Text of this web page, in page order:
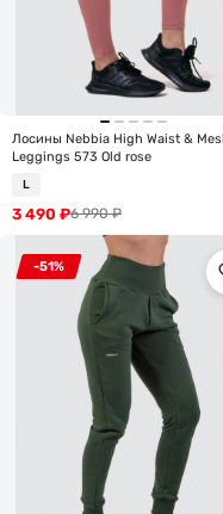
Лосины Nebbia High Waist &
Leggings 573 Old rose
L
6 990₽
3 490 ₽
-51%